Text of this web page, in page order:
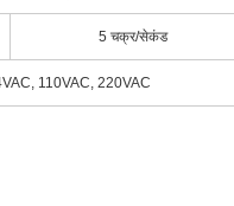
5 चक्र/सेकंड
110VAC, 220VAC